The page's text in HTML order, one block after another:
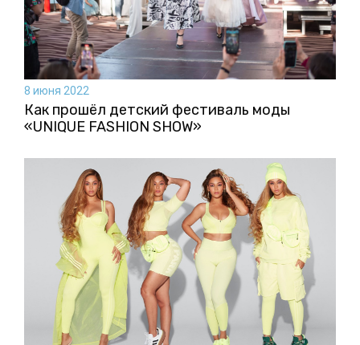
8 июня 2022
Как прошёл детский фестиваль моды
«UNIQUE FASHION SHOW»